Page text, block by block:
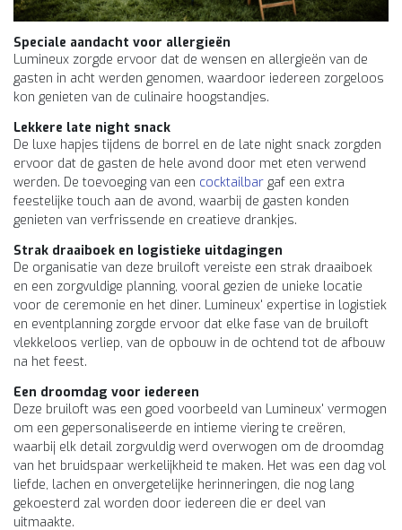
Speciale aandacht voor allergieën
Lumineux zorgde ervoor dat de wensen en allergieën van de
gasten in acht werden genomen, waardoor iedereen zorgeloos
kon genieten van de culinaire hoogstandjes.
Lekkere late night snack
De luxe hapjes tijdens de borrel en de late night snack zorgden
ervoor dat de gasten de hele avond door met eten verwend
werden. De toevoeging van een cocktailbar gaf een extra
feestelijke touch aan de avond, waarbij de gasten konden
genieten van verfrissende en creatieve drankjes.
Strak draaiboek en logistieke uitdagingen
De organisatie van deze bruiloft vereiste een strak draaiboek
en een zorgvuldige planning, vooral gezien de unieke locatie
voor de ceremonie en het diner. Lumineux' expertise in logistiek
en eventplanning zorgde ervoor dat elke fase van de bruiloft
vlekkeloos verliep, van de opbouw in de ochtend tot de afbouw
na het feest.
Een droomdag voor iedereen
Deze bruiloft was een goed voorbeeld van Lumineux' vermogen
om een gepersonaliseerde en intieme viering te creëren,
waarbij elk detail zorgvuldig werd overwogen om de droomdag
van het bruidspaar werkelijkheid te maken. Het was een dag vol
liefde, lachen en onvergetelijke herinneringen, die nog lang
gekoesterd zal worden door iedereen die er deel van
uitmaakte.